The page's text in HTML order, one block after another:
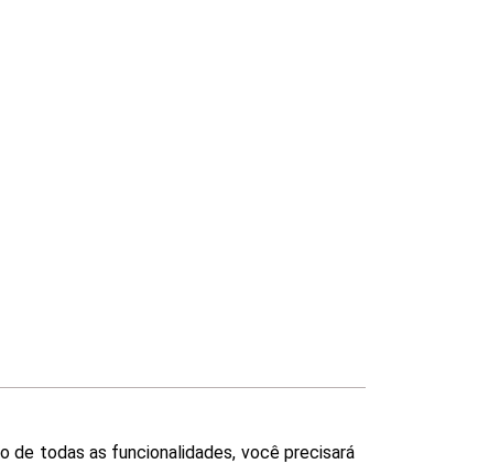
todas as funcionalidades, você precisará